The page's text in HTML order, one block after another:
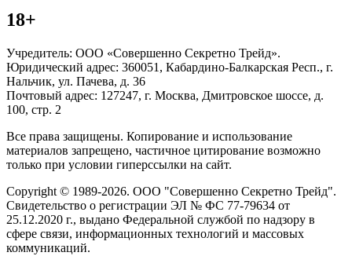
18+
Учредитель: ООО «Совершенно Секретно Трейд».
Юридический адрес: 360051, Кабардино-Балкарская Респ., г.
Нальчик, ул. Пачева, д. 36
Почтовый адрес: 127247, г. Москва, Дмитровское шоссе, д.
100, стр. 2
Все права защищены. Копирование и использование
материалов запрещено, частичное цитирование возможно
только при условии гиперссылки на сайт.
Copyright © 1989-2026. ООО "Совершенно Секретно Трейд".
Свидетельство о регистрации ЭЛ № ФС 77-79634 от
25.12.2020 г., выдано Федеральной службой по надзору в
сфере связи, информационных технологий и массовых
коммуникаций.